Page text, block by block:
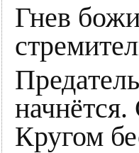
Гнев
Кругом